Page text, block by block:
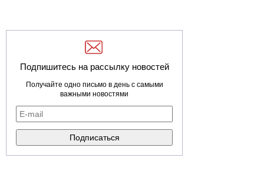
Подпишитесь на рассылку новостей
Получайте одно письмо в день с самыми
важными новостями